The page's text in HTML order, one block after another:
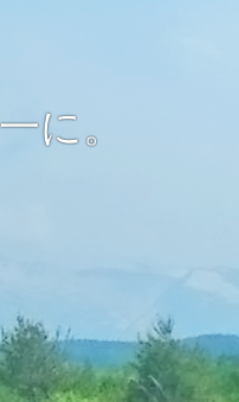
に。